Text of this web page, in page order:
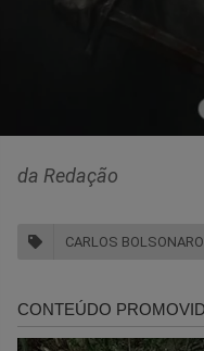
da Redação
CARLOS BOLSONARO